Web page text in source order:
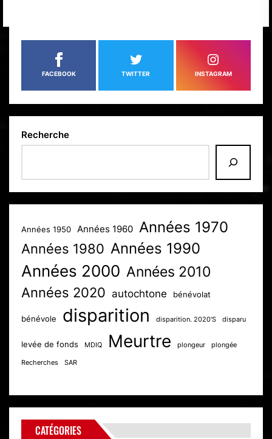
FACEBOOK TWITTER INSTAGRAM
Recherche
Années 1950 Années 1960 Années 1970
Années 1980 Années 1990
Années 2000 Années 2010
Années 2020 autochtone bénévolat
bénévole disparition disparition. 2020'S disparu
levée de fonds MDIQ Meurtre plongeur plongée
Recherches SAR
CATÉGORIES